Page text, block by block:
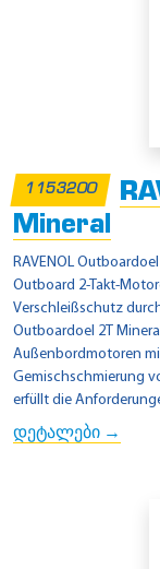
1153200
Mineral
RAVENOL
Outboard 2-Takt-
Verschleißschutz
Outboardoel 2T
Außenbordmotoren
Gemischschmierung
erfüllt die
დეტალები →